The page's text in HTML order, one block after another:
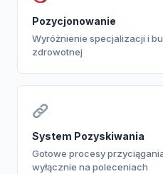
Pozycjonowanie
Wyróżnienie specjalizacji i
zdrowotnej
System Pozyskiwania
Gotowe procesy
wyłącznie na poleceniach